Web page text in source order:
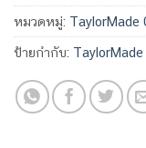
หมวดหมู่: TaylorMade
ป้ายกำกับ: TaylorMade